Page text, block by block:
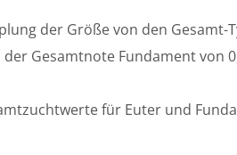
der Größe von den
Gesamtnote Fundament von
für Euter und